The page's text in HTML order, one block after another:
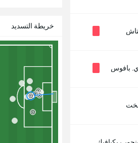
بافوس
خريطة التسديد